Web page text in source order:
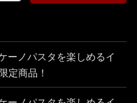
ーノパスタを楽しめるイ
定商品！